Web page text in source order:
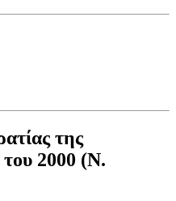
της
του 2000 (Ν.